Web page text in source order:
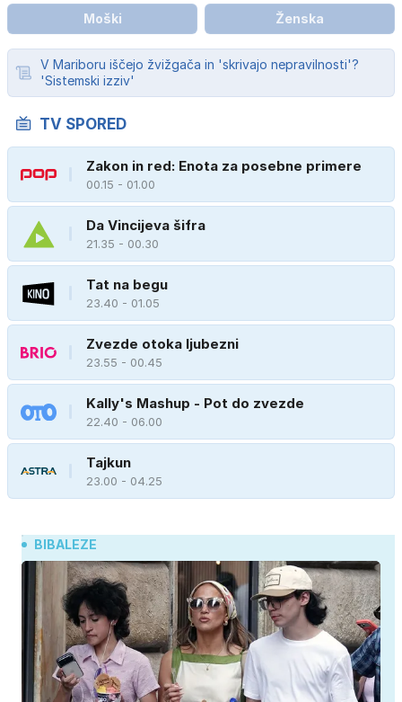
Moški Ženska
V Mariboru iščejo žvižgača in 'skrivajo nepravilnosti'?
'Sistemski izziv'
TV SPORED
Zakon in red: Enota za posebne primere
00.15 - 01.00
Da Vincijeva šifra
21.35 - 00.30
Tat na begu
23.40 - 01.05
Zvezde otoka ljubezni
23.55 - 00.45
Kally's Mashup - Pot do zvezde
22.40 - 06.00
Tajkun
23.00 - 04.25
BIBALEZE